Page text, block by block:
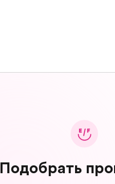
Подобрать